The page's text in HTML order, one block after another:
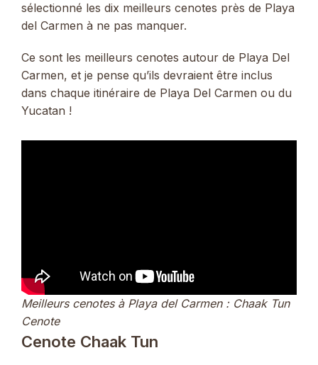
sélectionné les dix meilleurs cenotes près de Playa
del Carmen à ne pas manquer.
Ce sont les meilleurs cenotes autour de Playa Del
Carmen, et je pense qu’ils devraient être inclus
dans chaque itinéraire de Playa Del Carmen ou du
Yucatan !
Meilleurs cenotes à Playa del Carmen : Chaak Tun
Cenote
Cenote Chaak Tun